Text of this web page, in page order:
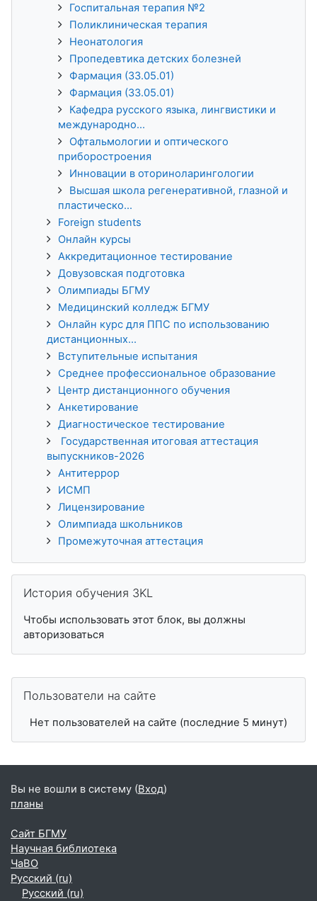
Госпитальная терапия №2
Поликлиническая терапия
Неонатология
Пропедевтика детских болезней
Фармация (33.05.01)
Фармация (33.05.01)
Кафедра русского языка, лингвистики и
международно...
Офтальмологии и оптического
приборостроения
Инновации в оториноларингологии
Высшая школа регенеративной, глазной и
пластическо...
Foreign students
Онлайн курсы
Аккредитационное тестирование
Довузовская подготовка
Олимпиады БГМУ
Медицинский колледж БГМУ
Онлайн курс для ППС по использованию
дистанционных...
Вступительные испытания
Среднее профессиональное образование
Центр дистанционного обучения
Анкетирование
Диагностическое тестирование
Государственная итоговая аттестация
выпускников-2026
Антитеррор
ИСМП
Лицензирование
Олимпиада школьников
Промежуточная аттестация
История обучения 3KL
Чтобы использовать этот блок, вы должны
авторизоваться
Пользователи на сайте
Нет пользователей на сайте (последние 5 минут)
Вы не вошли в систему (Вход)
планы
Сайт БГМУ
Научная библиотека
ЧаВО
Русский ‎(ru)‎
Русский ‎(ru)‎